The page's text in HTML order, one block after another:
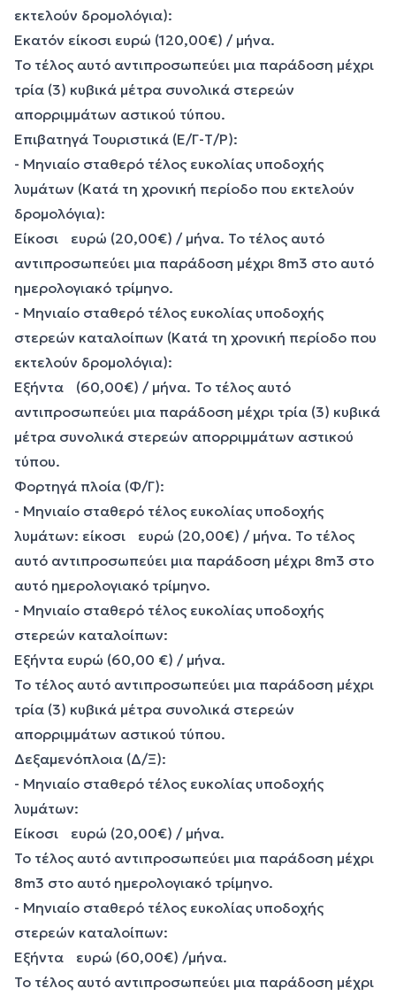
εκτελούν δρομολόγια):
Εκατόν είκοσι ευρώ (120,00€) / μήνα.
Το τέλος αυτό αντιπροσωπεύει μια παράδοση μέχρι
τρία (3) κυβικά μέτρα συνολικά στερεών
απορριμμάτων αστικού τύπου.
Επιβατηγά Τουριστικά (Ε/Γ-Τ/Ρ):
- Μηνιαίο σταθερό τέλος ευκολίας υποδοχής
λυμάτων (Κατά τη χρονική περίοδο που εκτελούν
δρομολόγια):
Είκοσι ευρώ (20,00€) / μήνα. Το τέλος αυτό
αντιπροσωπεύει μια παράδοση μέχρι 8m3 στο αυτό
ημερολογιακό τρίμηνο.
- Μηνιαίο σταθερό τέλος ευκολίας υποδοχής
στερεών καταλοίπων (Κατά τη χρονική περίοδο που
εκτελούν δρομολόγια):
Εξήντα (60,00€) / μήνα. Το τέλος αυτό
αντιπροσωπεύει μια παράδοση μέχρι τρία (3) κυβικά
μέτρα συνολικά στερεών απορριμμάτων αστικού
τύπου.
Φορτηγά πλοία (Φ/Γ):
- Μηνιαίο σταθερό τέλος ευκολίας υποδοχής
λυμάτων: είκοσι ευρώ (20,00€) / μήνα. Το τέλος
αυτό αντιπροσωπεύει μια παράδοση μέχρι 8m3 στο
αυτό ημερολογιακό τρίμηνο.
- Μηνιαίο σταθερό τέλος ευκολίας υποδοχής
στερεών καταλοίπων:
Εξήντα ευρώ (60,00 €) / μήνα.
Το τέλος αυτό αντιπροσωπεύει μια παράδοση μέχρι
τρία (3) κυβικά μέτρα συνολικά στερεών
απορριμμάτων αστικού τύπου.
Δεξαμενόπλοια (Δ/Ξ):
- Μηνιαίο σταθερό τέλος ευκολίας υποδοχής
λυμάτων:
Είκοσι ευρώ (20,00€) / μήνα.
Το τέλος αυτό αντιπροσωπεύει μια παράδοση μέχρι
8m3 στο αυτό ημερολογιακό τρίμηνο.
- Μηνιαίο σταθερό τέλος ευκολίας υποδοχής
στερεών καταλοίπων:
Εξήντα ευρώ (60,00€) /μήνα.
Το τέλος αυτό αντιπροσωπεύει μια παράδοση μέχρι